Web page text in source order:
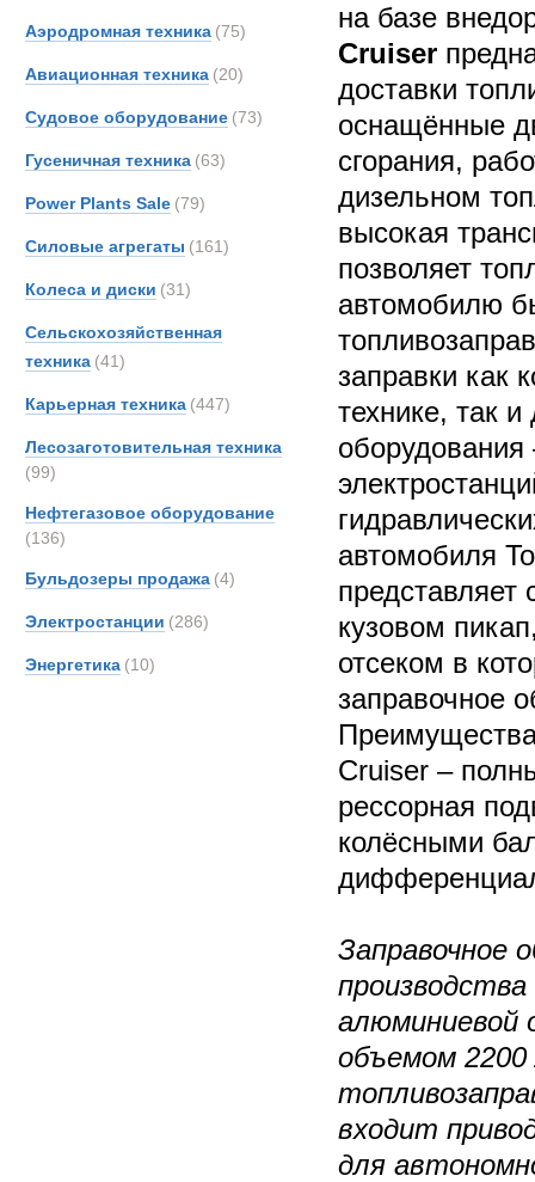
Аэродромная техника (75)
Авиационная техника (20)
Судовое оборудование (73)
Гусеничная техника (63)
Power Plants Sale (79)
Силовые агрегаты (161)
Колеса и диски (31)
Сельскохозяйственная
техника (41)
Карьерная техника (447)
Лесозаготовительная техника
(99)
Нефтегазовое оборудование
(136)
Бульдозеры продажа (4)
Электростанции (286)
Энергетика (10)
на базе
Cruiser
доставки
оснащённые
сгорания,
дизельном
высокая
позволяет
автомобилю
заправки как
технике, так
автомобиля
представляет
кузовом
отсеком в
заправочное
Cruiser –
рессорная
колёсными
Заправочное
производства
алюминиевой
объемом
входит
для